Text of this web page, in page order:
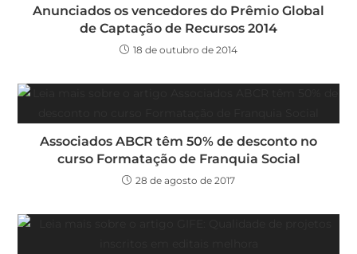
Anunciados os vencedores do Prêmio Global
de Captação de Recursos 2014
18 de outubro de 2014
Associados ABCR têm 50% de desconto no
curso Formatação de Franquia Social
28 de agosto de 2017